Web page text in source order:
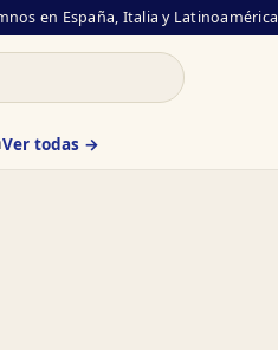
en España, Italia y Latinoamérica
Ver todas →